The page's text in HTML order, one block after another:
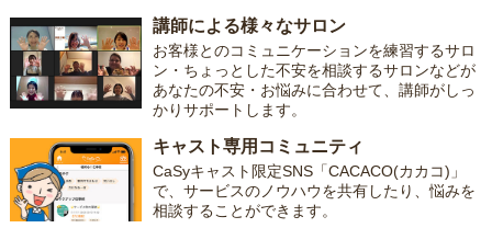
講師による様々なサロン
お客様とのコミュニケーションを練習するサロ
ン・ちょっとした不安を相談するサロンなどが
あなたの不安・お悩みに合わせて、講師がしっ
かりサポートします。
キャスト専用コミュニティ
CaSyキャスト限定SNS「CACACO(カカコ)」
で、サービスのノウハウを共有したり、悩みを
相談することができます。